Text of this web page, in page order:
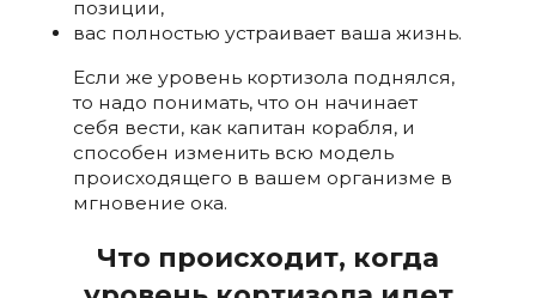
позиции,
вас полностью устраивает ваша жизнь.
Если же уровень кортизола поднялся,
то надо понимать, что он начинает
себя вести, как капитан корабля, и
способен изменить всю модель
происходящего в вашем организме в
мгновение ока.
Что происходит, когда